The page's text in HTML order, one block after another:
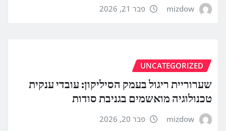
mizdow פבר 21, 2026
UNCATEGORIZED
שערוריית ריגול בעמק הסיליקון: עובדי ענקית
טכנולוגיה מואשמים בגניבת סודות
mizdow פבר 20, 2026